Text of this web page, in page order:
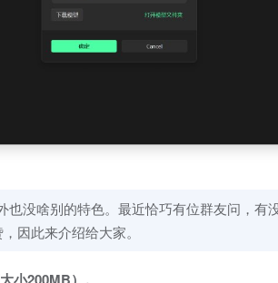
没啥别的特色。最近恰巧有位群友问，有
因此来介绍给大家。